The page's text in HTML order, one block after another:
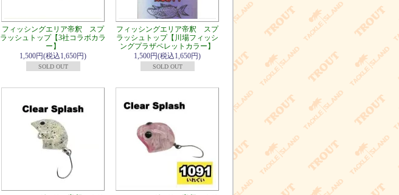
フィッシングエリア帝釈 スプ
ラッシュトップ【3社コラボカラ
ー】
1,500円(税込1,650円)
SOLD OUT
フィッシングエリア帝釈 スプ
ラッシュトップ【川場フィッシ
ングプラザペレットカラー】
1,500円(税込1,650円)
SOLD OUT